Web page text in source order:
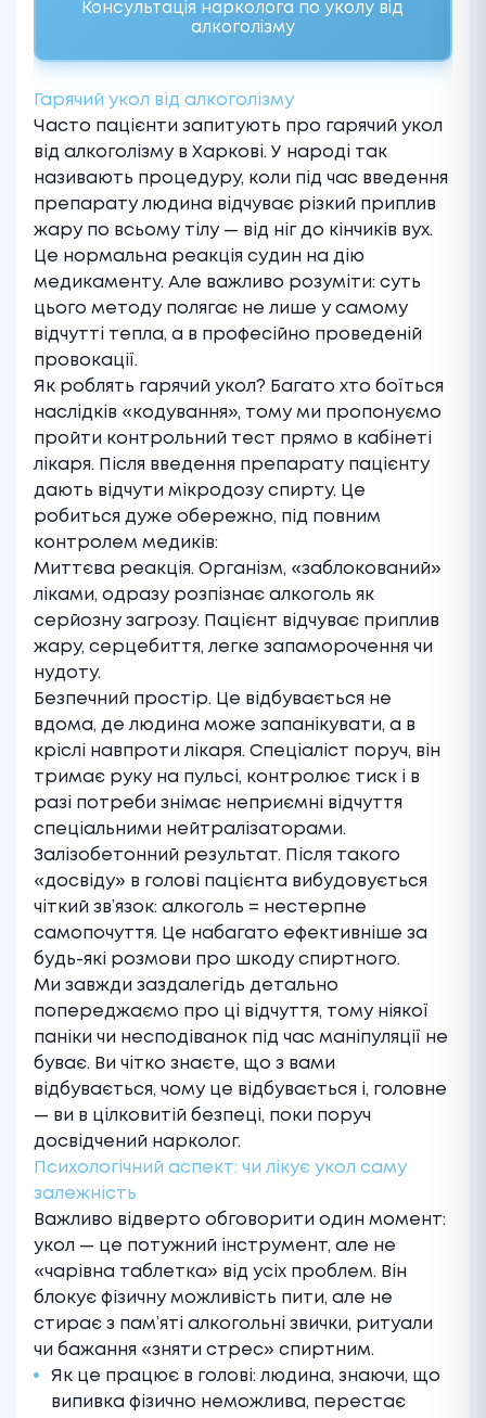
Консультація нарколога по уколу від
алкоголізму
Гарячий укол від алкоголізму
Часто пацієнти запитують про гарячий укол
від алкоголізму в Харкові. У народі так
називають процедуру, коли під час введення
препарату людина відчуває різкий приплив
жару по всьому тілу — від ніг до кінчиків вух.
Це нормальна реакція судин на дію
медикаменту. Але важливо розуміти: суть
цього методу полягає не лише у самому
відчутті тепла, а в професійно проведеній
провокації.
Як роблять гарячий укол? Багато хто боїться
наслідків «кодування», тому ми пропонуємо
пройти контрольний тест прямо в кабінеті
лікаря. Після введення препарату пацієнту
дають відчути мікродозу спирту. Це
робиться дуже обережно, під повним
контролем медиків:
Миттєва реакція. Організм, «заблокований»
ліками, одразу розпізнає алкоголь як
серйозну загрозу. Пацієнт відчуває приплив
жару, серцебиття, легке запаморочення чи
нудоту.
Безпечний простір. Це відбувається не
вдома, де людина може запанікувати, а в
кріслі навпроти лікаря. Спеціаліст поруч, він
тримає руку на пульсі, контролює тиск і в
разі потреби знімає неприємні відчуття
спеціальними нейтралізаторами.
Залізобетонний результат. Після такого
«досвіду» в голові пацієнта вибудовується
чіткий зв’язок: алкоголь = нестерпне
самопочуття. Це набагато ефективніше за
будь-які розмови про шкоду спиртного.
Ми завжди заздалегідь детально
попереджаємо про ці відчуття, тому ніякої
паніки чи несподіванок під час маніпуляції не
буває. Ви чітко знаєте, що з вами
відбувається, чому це відбувається і, головне
— ви в цілковитій безпеці, поки поруч
досвідчений нарколог.
Психологічний аспект: чи лікує укол саму
залежність
Важливо відверто обговорити один момент:
укол — це потужний інструмент, але не
«чарівна таблетка» від усіх проблем. Він
блокує фізичну можливість пити, але не
стирає з пам’яті алкогольні звички, ритуали
чи бажання «зняти стрес» спиртним.
Як це працює в голові: людина, знаючи, що
випивка фізично неможлива, перестає